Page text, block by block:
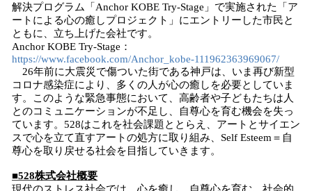
解決プログラム「Anchor KOBE Try‐Stage」で実施された「ア
ートによる心の癒しプロジェクト」にエントリーした市民と
ともに、立ち上げた会社です。
Anchor KOBE Try‐Stage：
https://www.facebook.com/Anchor_kobe-111962363969067/
26年前に大震災で傷ついた街である神戸は、いま再び新型
コロナ感染症により、多くの人が心の癒しを必要としていま
す。このような緊急事態において、高齢者や子どもたちは人
とのコミュニケーションが不足し、自尊心を育む機会を失っ
ています。528はこれを社会課題ととらえ、アートとサイエン
スで心を立て直すアートの処方に取り組み、Self Esteem＝自
尊心を取り戻せる社会を目指していきます。
■528株式会社概要